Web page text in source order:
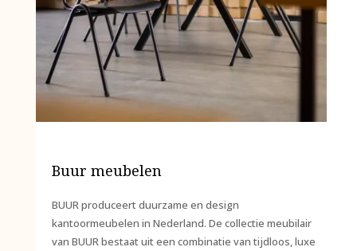
Buur meubelen
BUUR produceert duurzame en design
kantoormeubelen in Nederland. De collectie meubilair
van BUUR bestaat uit een combinatie van tijdloos, luxe